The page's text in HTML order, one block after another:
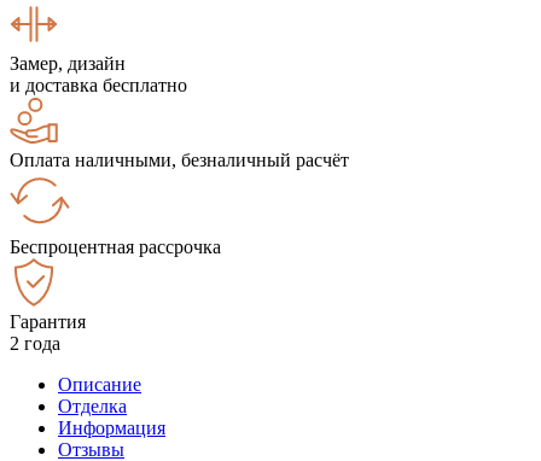
Замер, дизайн
и доставка бесплатно
Оплата наличными, безналичный расчёт
Беспроцентная рассрочка
Гарантия
2 года
Описание
Отделка
Информация
Отзывы